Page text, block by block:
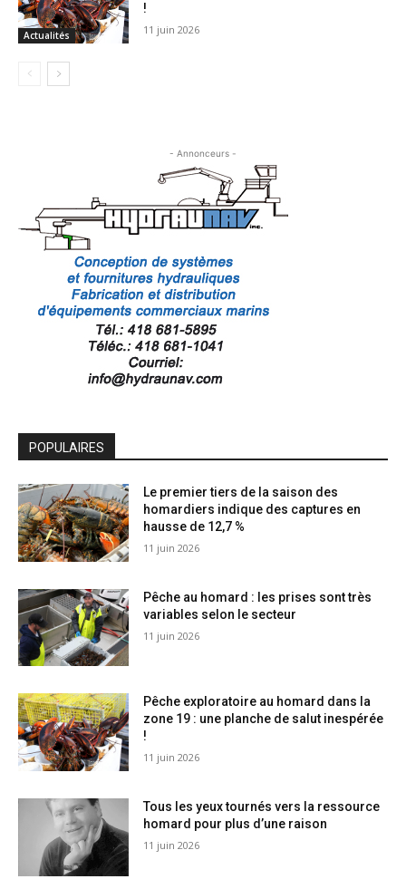
Actualités
!
11 juin 2026
- Annonceurs -
POPULAIRES
Le premier tiers de la saison des
homardiers indique des captures en
hausse de 12,7 %
11 juin 2026
Pêche au homard : les prises sont très
variables selon le secteur
11 juin 2026
Pêche exploratoire au homard dans la
zone 19 : une planche de salut inespérée
!
11 juin 2026
Tous les yeux tournés vers la ressource
homard pour plus d’une raison
11 juin 2026